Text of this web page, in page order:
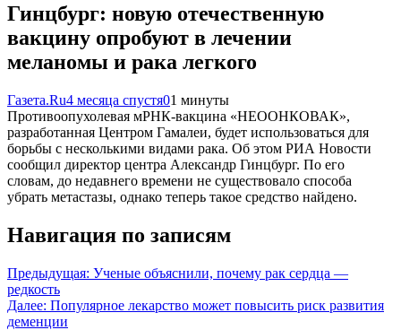
Гинцбург: новую отечественную
вакцину опробуют в лечении
меланомы и рака легкого
Газета.Ru4 месяца спустя01 минуты
Противоопухолевая мРНК-вакцина «НЕООНКОВАК»,
разработанная Центром Гамалеи, будет использоваться для
борьбы с несколькими видами рака. Об этом РИА Новости
сообщил директор центра Александр Гинцбург. По его
словам, до недавнего времени не существовало способа
убрать метастазы, однако теперь такое средство найдено.
Навигация по записям
Предыдущая: Ученые объяснили, почему рак сердца —
редкость
Далее: Популярное лекарство может повысить риск развития
деменции